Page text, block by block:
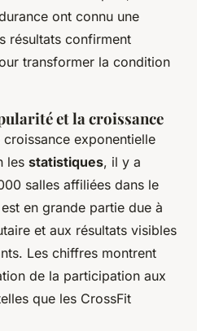
ont connu une
résultats confirment
transformer la condition
et la croissance
croissance exponentielle
les statistiques, il y a
salles affiliées dans le
en grande partie due à
et aux résultats visibles
Les chiffres montrent
de la participation aux
que les CrossFit